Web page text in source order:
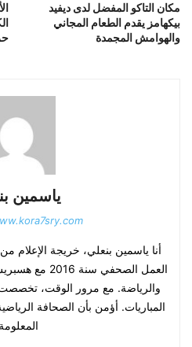
مكان التاكو المفضل لدى ديفيد
بيكهامز يقدم الطعام المجاني
والهوامش المجمدة
ياسمين
أنا ياسمين بنعلي، خريجة
العمل الصحفي
والرياضة. مع مرور الوقت، تخصصت
المباريات. أؤمن بأن الصحافة